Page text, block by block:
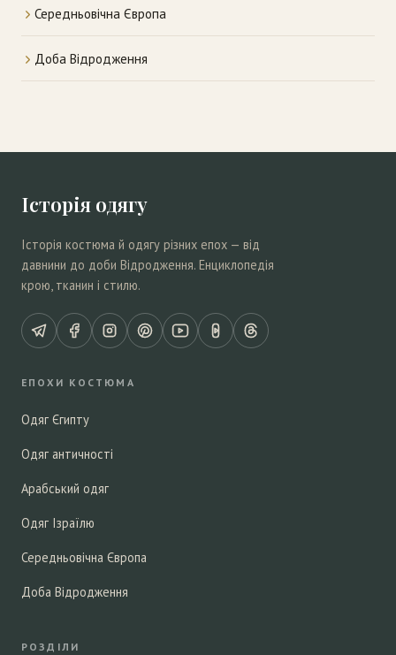
Середньовічна Європа
Доба Відродження
Історія одягу
Історія костюма й одягу різних епох — від
давнини до доби Відродження. Енциклопедія
крою, тканин і стилю.
ЕПОХИ КОСТЮМА
Одяг Єгипту
Одяг античності
Арабський одяг
Одяг Ізраїлю
Середньовічна Європа
Доба Відродження
РОЗДІЛИ